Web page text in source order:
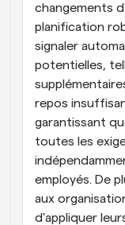
changements
planification
signaler
potentielles,
repos
garantissant
toutes les
employés. De
aux
d'appliquer